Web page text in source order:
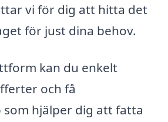
vi för dig att hitta det
för just dina behov.
kan du enkelt
och få
hjälper dig att fatta